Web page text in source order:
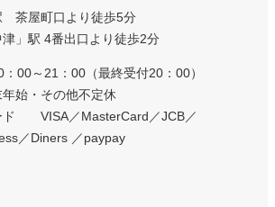
茶屋町口より徒歩5分
」駅 4番出口より徒歩2分
～21：00（最終受付20：00）
・その他不定休
ド VISA／MasterCard／JCB／
／Diners ／paypay